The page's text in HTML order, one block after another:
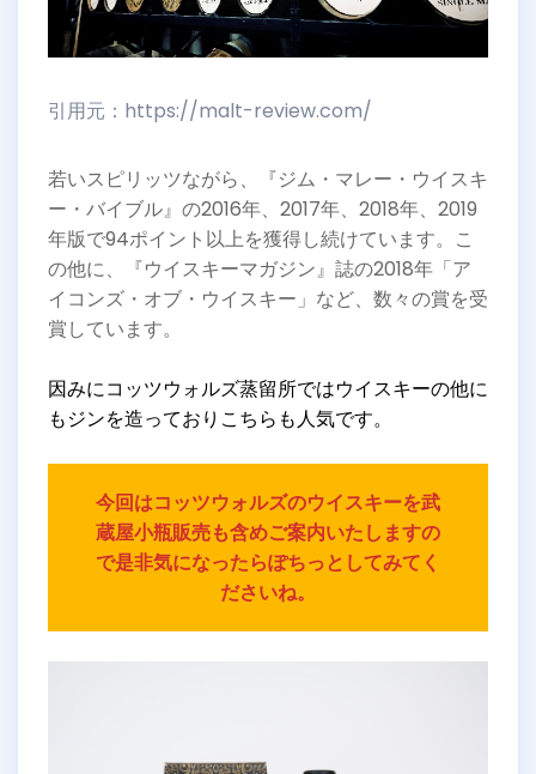
引用元：https://malt-review.com/
若いスピリッツながら、『ジム・マレー・ウイスキ
ー・バイブル』の2016年、2017年、2018年、2019
年版で94ポイント以上を獲得し続けています。こ
の他に、『ウイスキーマガジン』誌の2018年「ア
イコンズ・オブ・ウイスキー」など、数々の賞を受
賞しています。
因みにコッツウォルズ蒸留所ではウイスキーの他に
もジンを造っておりこちらも人気です。
今回はコッツウォルズのウイスキーを武
蔵屋小瓶販売も含めご案内いたしますの
で是非気になったらぽちっとしてみてく
ださいね。